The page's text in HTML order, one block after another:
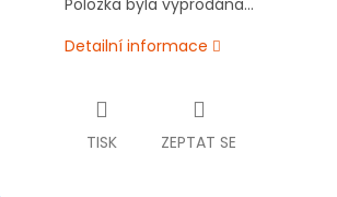
Položka byla vyprodána…
Detailní informace
TISK ZEPTAT SE